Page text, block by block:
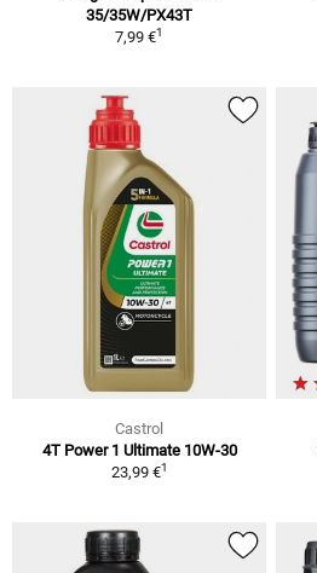
35/35W/PX43T
7,99 €1
Castrol
4T Power 1 Ultimate 10W-30
23,99 €1